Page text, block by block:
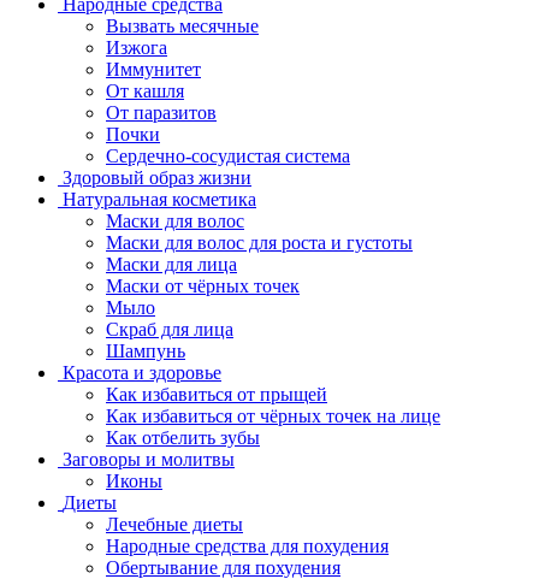
Народные средства
Вызвать месячные
Изжога
Иммунитет
От кашля
От паразитов
Почки
Сердечно-сосудистая система
Здоровый образ жизни
Натуральная косметика
Маски для волос
Маски для волос для роста и густоты
Маски для лица
Маски от чёрных точек
Мыло
Скраб для лица
Шампунь
Красота и здоровье
Как избавиться от прыщей
Как избавиться от чёрных точек на лице
Как отбелить зубы
Заговоры и молитвы
Иконы
Диеты
Лечебные диеты
Народные средства для похудения
Обертывание для похудения